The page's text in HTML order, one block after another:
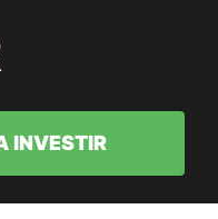
INVESTIR